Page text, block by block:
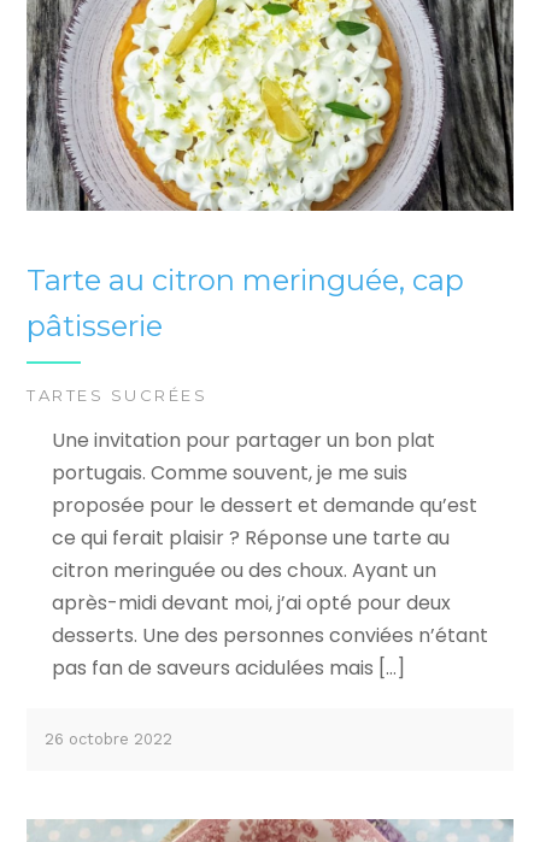
Tarte au citron meringuée, cap
pâtisserie
TARTES SUCRÉES
Une invitation pour partager un bon plat
portugais. Comme souvent, je me suis
proposée pour le dessert et demande qu’est
ce qui ferait plaisir ? Réponse une tarte au
citron meringuée ou des choux. Ayant un
après-midi devant moi, j’ai opté pour deux
desserts. Une des personnes conviées n’étant
pas fan de saveurs acidulées mais […]
26 octobre 2022